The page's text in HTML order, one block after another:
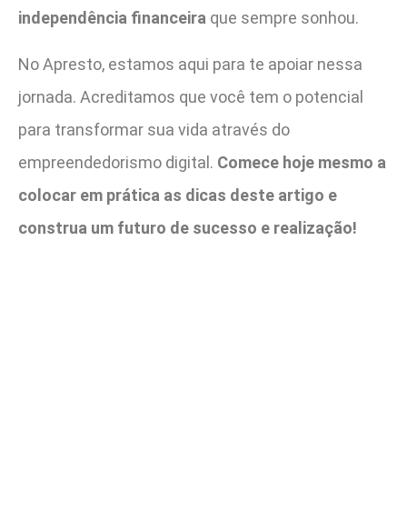
independência financeira que sempre sonhou.
No Apresto, estamos aqui para te apoiar nessa
jornada. Acreditamos que você tem o potencial
para transformar sua vida através do
empreendedorismo digital. Comece hoje mesmo a
colocar em prática as dicas deste artigo e
construa um futuro de sucesso e realização!